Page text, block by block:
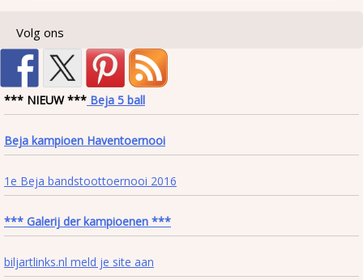
Volg ons
*** NIEUW *** Beja 5 ball
Beja kampioen Haventoernooi
1e Beja bandstoottoernooi 2016
*** Galerij der kampioenen ***
biljartlinks.nl meld je site aan